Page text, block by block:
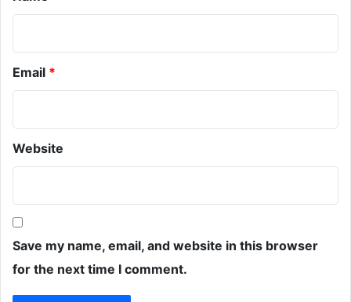
Email *
Website
Save my name, email, and website in this browser
for the next time I comment.